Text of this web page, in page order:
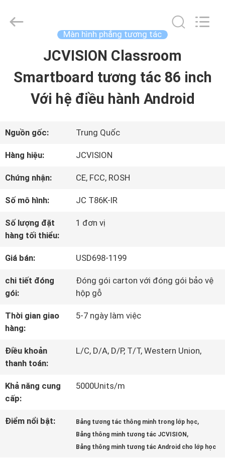
VỀ
CHÚNG
TÔI
THAM
QUAN
NHÀ
MÁY
KIỂM
SOÁT
LƯỢNG
2026
Màn hình phẳng tương tác
JCVISION Classroom
Smartboard tương tác 86 inch
Với hệ điều hành Android
Nguồn gốc: Trung Quốc
Hàng hiệu: JCVISION
Chứng nhận: CE, FCC, ROSH
Số mô hình: JC T86K-IR
Số lượng đặt
hàng tối thiểu:
1 đơn vị
Giá bán: USD698-1199
chi tiết đóng
gói:
Đóng gói carton với đóng gói bảo vệ
hộp gỗ
Thời gian giao
hàng:
5-7 ngày làm việc
Điều khoản
thanh toán:
L/C, D/A, D/P, T/T, Western Union,
Khả năng cung
cấp:
5000Units/m
Điểm nổi bật: Bảng tương tác thông minh trong lớp học,
Bảng thông minh tương tác JCVISION ,
Bảng thông minh tương tác Android cho lớp học